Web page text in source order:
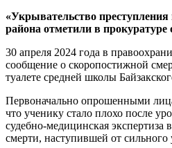
«Укрывательство
района отметили в прокуратуре
30 апреля 2024 года в
сообщение о скоропостижной
туалете средней школы
Первоначально опрошенными
что ученику стало плохо после
судебно-медицинская
смерти, наступившей от сильного